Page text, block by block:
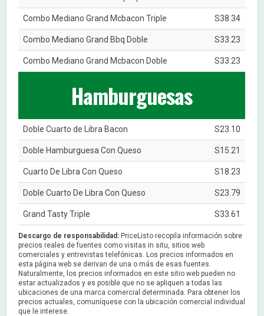
Combo Mediano Grand Mcbacon Triple S38.34
Combo Mediano Grand Bbq Doble S33.23
Combo Mediano Grand Mcbacon Doble S33.23
Hamburguesas
Doble Cuarto de Libra Bacon S23.10
Doble Hamburguesa Con Queso S15.21
Cuarto De Libra Con Queso S18.23
Doble Cuarto De Libra Con Queso S23.79
Grand Tasty Triple S33.61
Descargo de responsabilidad: PriceListo recopila información sobre
precios reales de fuentes como visitas in situ, sitios web
comerciales y entrevistas telefónicas. Los precios informados en
esta página web se derivan de una o más de esas fuentes.
Naturalmente, los precios informados en este sitio web pueden no
estar actualizados y es posible que no se apliquen a todas las
ubicaciones de una marca comercial determinada. Para obtener los
precios actuales, comuníquese con la ubicación comercial individual
que le interese.